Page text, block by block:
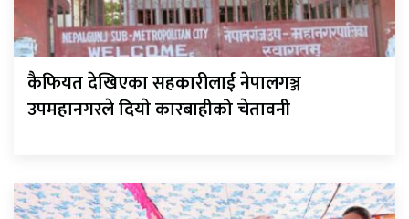
कैफियत देखिएका सहकारीलाई नेपालगञ्ज
उपमहानगरले दियाे कारबाहीको चेतावनी